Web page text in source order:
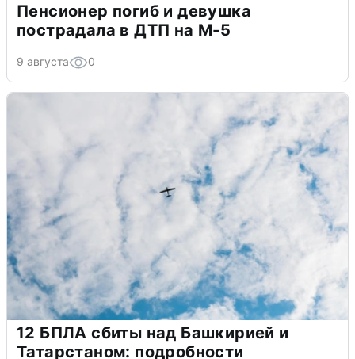
Пенсионер погиб и девушка
пострадала в ДТП на М-5
9 августа 0
12 БПЛА сбиты над Башкирией и
Татарстаном: подробности